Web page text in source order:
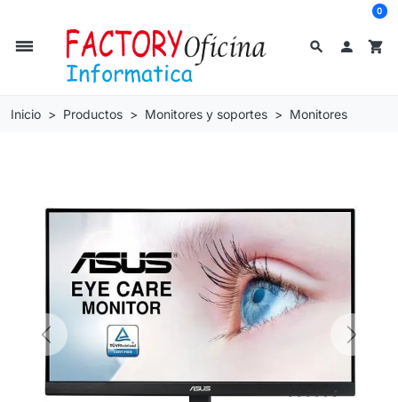
search
dehaze  shopping_cart
0
Inicio Productos Monitores y soportes Monitores
Previous Next